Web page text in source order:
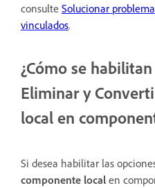
consulte Solucionar
vinculados.
¿Cómo se
Eliminar y
local en
Si desea habilitar las
componente local en